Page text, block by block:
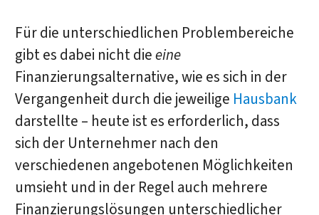
Für die unterschiedlichen Problembereiche
gibt es dabei nicht dieeine
Finanzierungsalternative, wie es sich in der
Vergangenheit durch die jeweilige Hausbank
darstellte – heute ist es erforderlich, dass
sich der Unternehmer nach den
verschiedenen angebotenen Möglichkeiten
umsieht und in der Regel auch mehrere
Finanzierungslösungen unterschiedlicher